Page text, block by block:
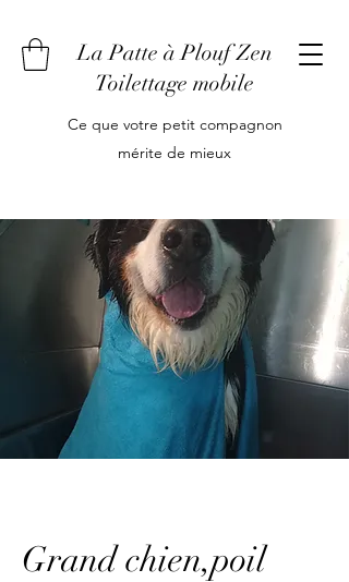
La Patte à Plouf Zen
Toilettage mobile
Ce que votre petit compagnon
mérite de mieux
Grand chien,poil